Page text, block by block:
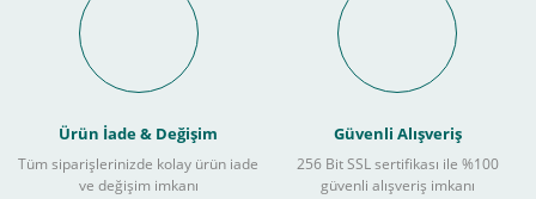
Ürün İade & Değişim
Tüm siparişlerinizde kolay ürün iade
ve değişim imkanı
Güvenli Alışveriş
256 Bit SSL sertifikası ile %100
güvenli alışveriş imkanı